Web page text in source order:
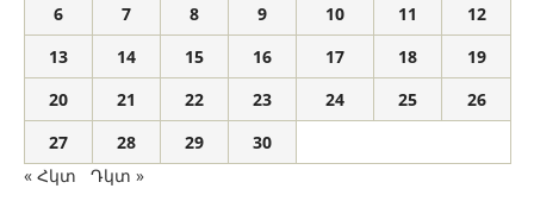
6
7 8 9 10 11
12
13
14 15 16 17 18
19
20
21 22 23 24 25
26
27
28 29
30
« Հկտ
Դկտ »